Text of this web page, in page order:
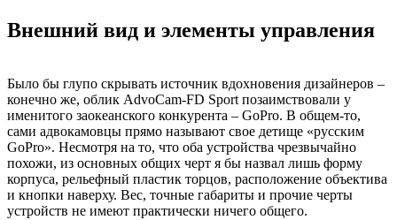
Внешний вид и элементы управления
Было бы глупо скрывать источник вдохновения дизайнеров –
конечно же, облик AdvoCam-FD Sport позаимствовали у
именитого заокеанского конкурента – GoPro. В общем-то,
сами адвокамовцы прямо называют свое детище «русским
GoPro». Несмотря на то, что оба устройства чрезвычайно
похожи, из основных общих черт я бы назвал лишь форму
корпуса, рельефный пластик торцов, расположение объектива
и кнопки наверху. Вес, точные габариты и прочие черты
устройств не имеют практически ничего общего.